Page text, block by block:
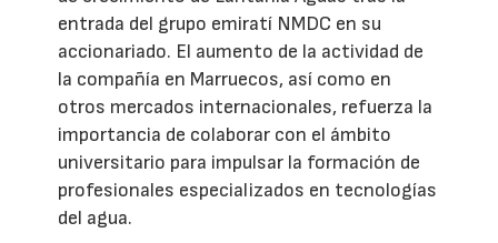
entrada del grupo emiratí NMDC en su
accionariado. El aumento de la actividad de
la compañía en Marruecos, así como en
otros mercados internacionales, refuerza la
importancia de colaborar con el ámbito
universitario para impulsar la formación de
profesionales especializados en tecnologías
del agua.